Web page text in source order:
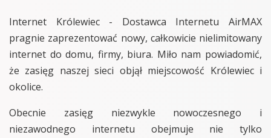
Internet Królewiec - Dostawca Internetu AirMAX
pragnie zaprezentować nowy, całkowicie nielimitowany
internet do domu, firmy, biura. Miło nam powiadomić,
że zasięg naszej sieci objął miejscowość Królewiec i
okolice.
Obecnie zasięg niezwykle nowoczesnego i
niezawodnego internetu obejmuje nie tylko